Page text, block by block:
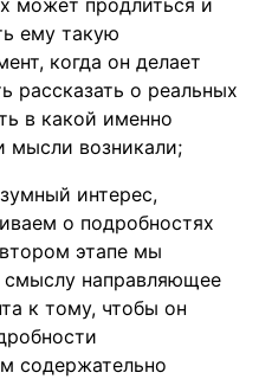
может продлиться и
ему такую
когда он делает
рассказать о реальных
в какой именно
мысли возникали;
интерес,
о подробностях
этапе мы
смыслу направляющее
к тому, чтобы он
содержательно